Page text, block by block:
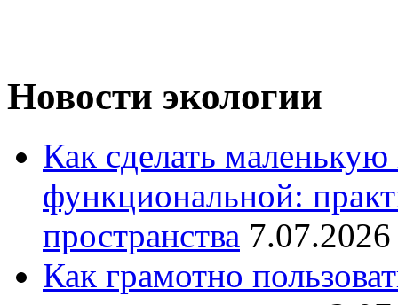
Новости экологии
Как сделать
функциональной:
пространства
Как грамотно